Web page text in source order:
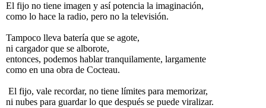
El fijo no tiene imagen y así potencia la imaginación,
como lo hace la radio, pero no la televisión.
Tampoco lleva batería que se agote,
ni cargador que se alborote,
entonces, podemos hablar tranquilamente, largamente
como en una obra de Cocteau.
El fijo, vale recordar, no tiene límites para memorizar,
ni nubes para guardar lo que después se puede viralizar.